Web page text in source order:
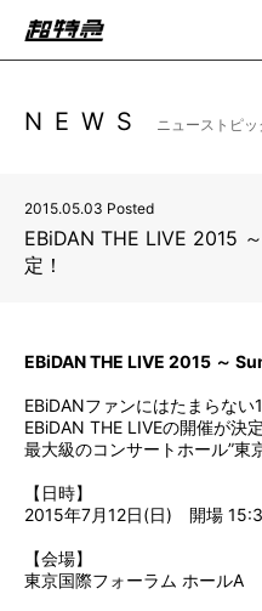
NEWS ニューストピッ
2015.05.03 Posted
EBiDAN THE LIVE 2015
定！
EBiDAN THE LIVE 2015 ～
EBiDANファンにはたまらない
EBiDAN THE LIVEの開催が決
最大級のコンサートホール”東
【日時】
2015年7月12日(日) 開場
【会場】
東京国際フォーラム ホールA